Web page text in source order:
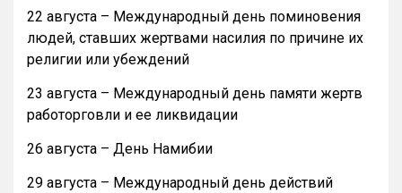
22 августа – Международный день поминовения
людей, ставших жертвами насилия по причине их
религии или убеждений
23 августа – Международный день памяти жертв
работорговли и ее ликвидации
26 августа – День Намибии
29 августа – Международный день действий